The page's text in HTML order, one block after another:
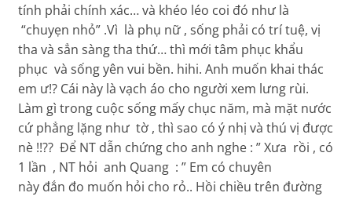
tính phải chính xác… và khéo léo coi đó như là
“chuyẹn nhỏ” .Vì là phụ nữ , sống phải có trí tuệ, vị
tha và sẳn sàng tha thứ… thì mới tâm phục khẩu
phục và sống yên vui bền. hihi. Anh muốn khai thác
em ư!? Cái này là vạch áo cho người xem lưng rùi.
Làm gì trong cuộc sống mấy chục năm, mà mặt nước
cứ phẳng lặng như tờ , thì sao có ý nhị và thú vị được
nè !!?? Để NT dẫn chứng cho anh nghe : ” Xưa rồi , có
1 lần , NT hỏi anh Quang : ” Em có chuyên
này đắn đo muốn hỏi cho rỏ.. Hồi chiều trên đường